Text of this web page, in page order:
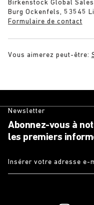
Birkenstock Global Sales
Burg Ockenfels, 53545
Formulaire de contact
Vous aimerez peut-être:
Newsletter
Abonnez-vous à
les premiers
Insérer votre adresse e-